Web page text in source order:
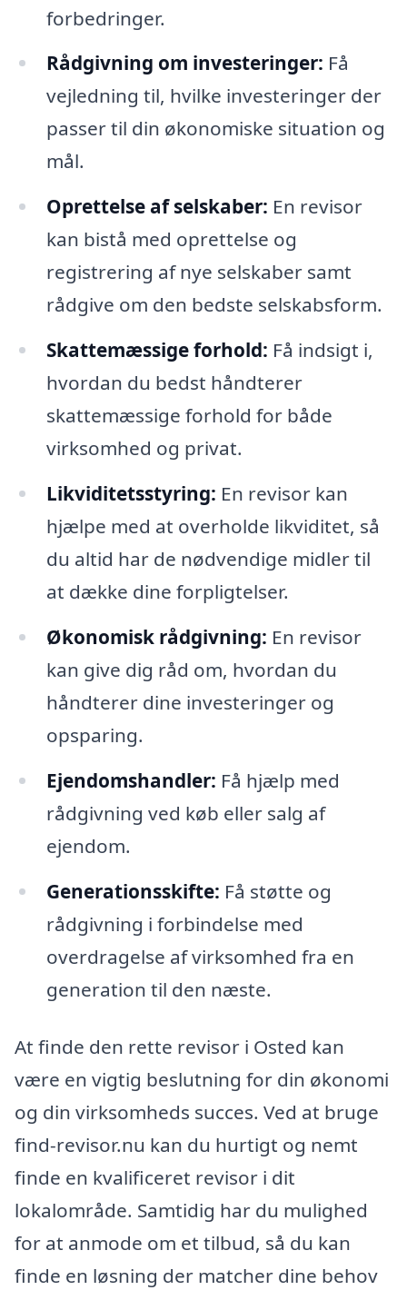
forbedringer.
Rådgivning om investeringer: Få
vejledning til, hvilke investeringer der
passer til din økonomiske situation og
mål.
Oprettelse af selskaber: En revisor
kan bistå med oprettelse og
registrering af nye selskaber samt
rådgive om den bedste selskabsform.
Skattemæssige forhold: Få indsigt i,
hvordan du bedst håndterer
skattemæssige forhold for både
virksomhed og privat.
Likviditetsstyring: En revisor kan
hjælpe med at overholde likviditet, så
du altid har de nødvendige midler til
at dække dine forpligtelser.
Økonomisk rådgivning: En revisor
kan give dig råd om, hvordan du
håndterer dine investeringer og
opsparing.
Ejendomshandler: Få hjælp med
rådgivning ved køb eller salg af
ejendom.
Generationsskifte: Få støtte og
rådgivning i forbindelse med
overdragelse af virksomhed fra en
generation til den næste.
At finde den rette revisor i Osted kan
være en vigtig beslutning for din økonomi
og din virksomheds succes. Ved at bruge
find-revisor.nu kan du hurtigt og nemt
finde en kvalificeret revisor i dit
lokalområde. Samtidig har du mulighed
for at anmode om et tilbud, så du kan
finde en løsning der matcher dine behov